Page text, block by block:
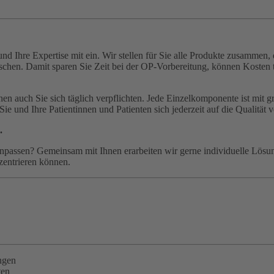
Ihre Expertise mit ein. Wir stellen für Sie alle Produkte
Damit sparen Sie Zeit bei der OP-Vorbereitung, können
auch Sie sich täglich verpflichten. Jede Einzelkomponente ist
und Ihre Patientinnen und Patienten sich jederzeit auf die Qualität
Gemeinsam mit Ihnen erarbeiten wir gerne individuelle
können.